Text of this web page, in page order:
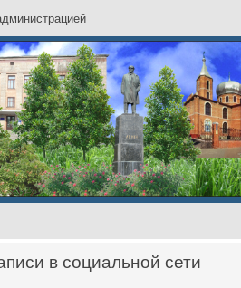
дминистрацией
в социальной сети